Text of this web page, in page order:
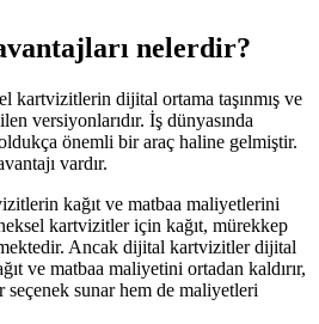
nelerdir?
kartvizitlerin dijital ortama taşınmış ve
versiyonlarıdır. İş dünyasında
önemli bir araç haline gelmiştir.
vardır.
kağıt ve matbaa maliyetlerini
kartvizitler için kağıt, mürekkep
Ancak dijital kartvizitler dijital
ve matbaa maliyetini ortadan kaldırır,
sunar hem de maliyetleri